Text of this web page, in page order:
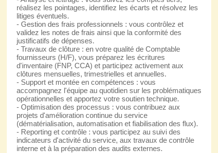
réalisez les pointages, identifiez les écarts et résolvez les
litiges éventuels.
- Gestion des frais professionnels : vous contrôlez et
validez les notes de frais ainsi que la conformité des
justificatifs de dépenses.
- Travaux de clôture : en votre qualité de Comptable
fournisseurs (H/F), vous préparez les écritures
d'inventaire (FNP, CCA) et participez activement aux
clôtures mensuelles, trimestrielles et annuelles.
- Support et montée en compétences : vous
accompagnez l'équipe au quotidien sur les problématiques
opérationnelles et apportez votre soutien technique.
- Optimisation des processus : vous contribuez aux
projets d'amélioration continue du service
(dématérialisation, automatisation et fiabilisation des flux).
- Reporting et contrôle : vous participez au suivi des
indicateurs d'activité du service, aux travaux de contrôle
interne et à la préparation des audits externes.